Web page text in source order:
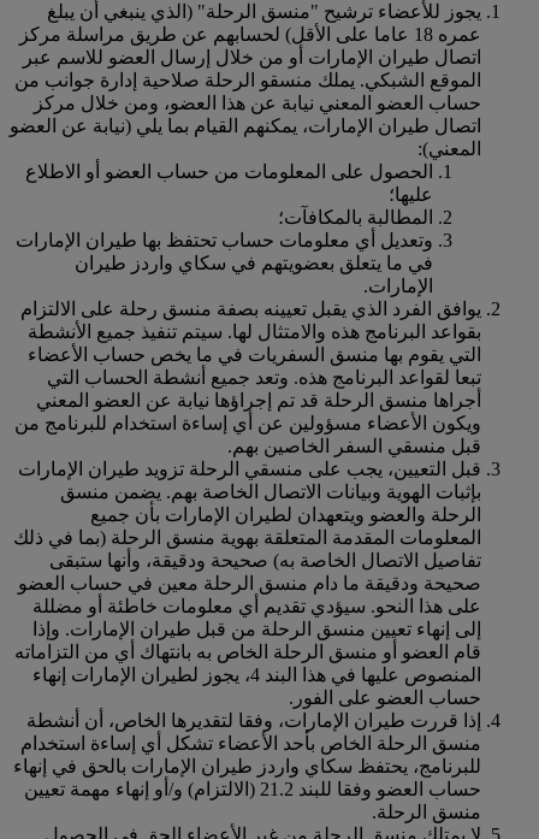
يجوز للأعضاء ترشيح "منسق الرحلة" (الذي ينبغي أن يبلغ
عمره 18 عاما على الأقل) لحسابهم عن طريق مراسلة مركز
اتصال طيران الإمارات أو من خلال إرسال العضو للاسم عبر
الموقع الشبكي. يملك منسقو الرحلة صلاحية إدارة جوانب من
حساب العضو المعني نيابة عن هذا العضو، ومن خلال مركز
اتصال طيران الإمارات، يمكنهم القيام بما يلي (نيابة عن العضو
المعني):
الحصول على المعلومات من حساب العضو أو الاطلاع
عليها؛
المطالبة بالمكافآت؛
وتعديل أي معلومات حساب تحتفظ بها طيران الإمارات
في ما يتعلق بعضويتهم في سكاي واردز طيران
الإمارات.
يوافق الفرد الذي يقبل تعيينه بصفة منسق رحلة على الالتزام
بقواعد البرنامج هذه والامتثال لها. سيتم تنفيذ جميع الأنشطة
التي يقوم بها منسق السفريات في ما يخص حساب الأعضاء
تبعا لقواعد البرنامج هذه. وتعد جميع أنشطة الحساب التي
أجراها منسق الرحلة قد تم إجراؤها نيابة عن العضو المعني
ويكون الأعضاء مسؤولين عن أي إساءة استخدام للبرنامج من
قبل منسقي السفر الخاصين بهم.
قبل التعيين، يجب على منسقي الرحلة تزويد طيران الإمارات
بإثبات الهوية وبيانات الاتصال الخاصة بهم. يضمن منسق
الرحلة والعضو ويتعهدان لطيران الإمارات بأن جميع
المعلومات المقدمة المتعلقة بهوية منسق الرحلة (بما في ذلك
تفاصيل الاتصال الخاصة به) صحيحة ودقيقة، وأنها ستبقى
صحيحة ودقيقة ما دام منسق الرحلة معين في حساب العضو
على هذا النحو. سيؤدي تقديم أي معلومات خاطئة أو مضللة
إلى إنهاء تعيين منسق الرحلة من قبل طيران الإمارات. وإذا
قام العضو أو منسق الرحلة الخاص به بانتهاك أي من التزاماته
المنصوص عليها في هذا البند 4، يجوز لطيران الإمارات إنهاء
حساب العضو على الفور.
إذا قررت طيران الإمارات، وفقا لتقديرها الخاص، أن أنشطة
منسق الرحلة الخاص بأحد الأعضاء تشكل أي إساءة استخدام
للبرنامج، يحتفظ سكاي واردز طيران الإمارات بالحق في إنهاء
حساب العضو وفقا للبند 21.2 (الالتزام) و/أو إنهاء مهمة تعيين
منسق الرحلة.